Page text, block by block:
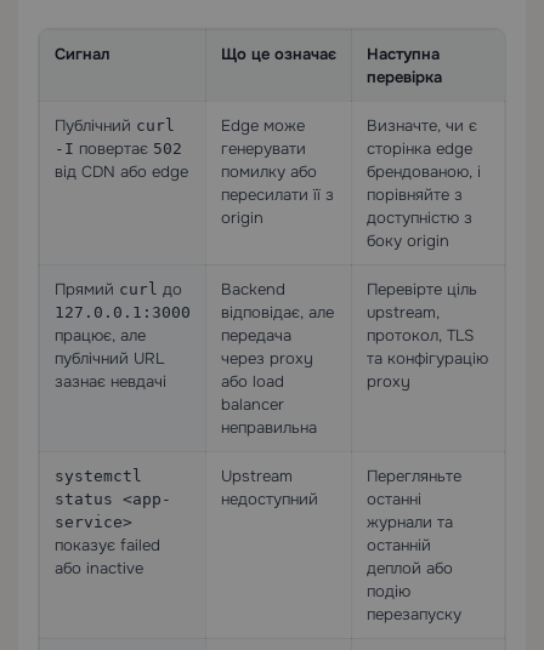
Сигнал Що це означає
Наступна
перевірка
Публічний curl
-I повертає 502
від CDN або edge
Edge може
генерувати
помилку або
пересилати її з
origin
Визначте, чи є
сторінка edge
брендованою, і
порівняйте з
доступністю з
боку origin
Прямий curl до
127.0.0.1:3000
працює, але
публічний URL
зазнає невдачі
Backend
відповідає, але
передача
через proxy
або load
balancer
неправильна
Перевірте ціль
upstream,
протокол, TLS
та конфігурацію
proxy
systemctl
status <app-
service>
показує failed
або inactive
Upstream
недоступний
Перегляньте
останні
журнали та
останній
деплой або
подію
перезапуску